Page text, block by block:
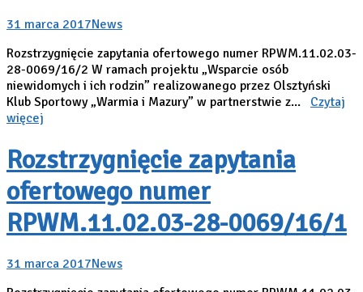
31 marca 2017News
Rozstrzygnięcie zapytania ofertowego numer RPWM.11.02.03-
28-0069/16/2 W ramach projektu „Wsparcie osób
niewidomych i ich rodzin” realizowanego przez Olsztyński
Klub Sportowy „Warmia i Mazury” w partnerstwie z... Czytaj
więcej
Rozstrzygnięcie zapytania
ofertowego numer
RPWM.11.02.03-28-0069/16/1
31 marca 2017News